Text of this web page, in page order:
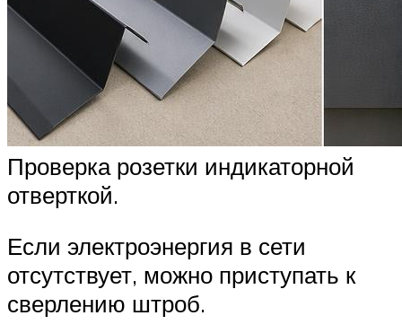
Проверка розетки индикаторной
отверткой.
Если электроэнергия в сети
отсутствует, можно приступать к
сверлению штроб.